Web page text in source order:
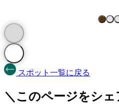
スポット一覧に戻る
＼このページをシェ